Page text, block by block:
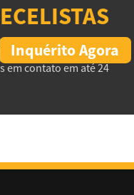
lista de preços, por favor,
em contato em até 24
Inquérito Agora